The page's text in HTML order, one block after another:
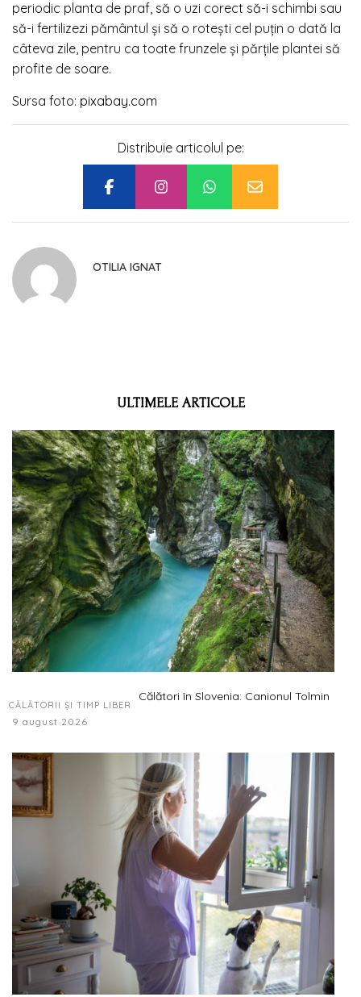
periodic planta de praf, să o uzi corect să-i schimbi sau
să-i fertilizezi pământul și să o rotești cel puțin o dată la
câteva zile, pentru ca toate frunzele și părțile plantei să
profite de soare.
Sursa foto: pixabay.com
Distribuie articolul pe:
OTILIA IGNAT
ULTIMELE ARTICOLE
CĂLĂTORII ȘI TIMP LIBER
Călători în Slovenia: Canionul Tolmin
9 august 2026